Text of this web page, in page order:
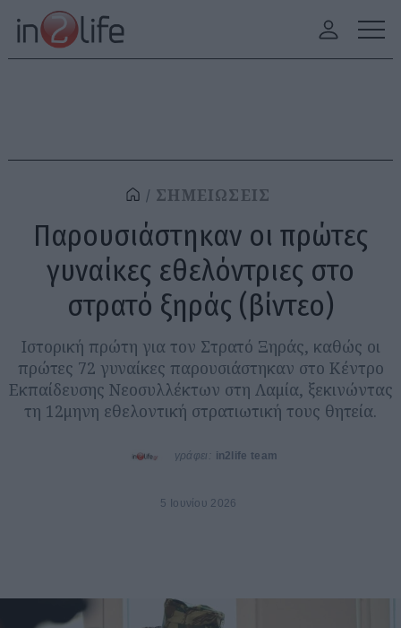
ΣΗΜΕΙΩΣΕΙΣ
Παρουσιάστηκαν οι πρώτες
γυναίκες εθελόντριες στο
στρατό ξηράς (βίντεο)
Ιστορική πρώτη για τον Στρατό Ξηράς, καθώς οι
πρώτες 72 γυναίκες παρουσιάστηκαν στο Κέντρο
Εκπαίδευσης Νεοσυλλέκτων στη Λαμία, ξεκινώντας
τη 12μηνη εθελοντική στρατιωτική τους θητεία.
γράφει: in2life team
5 Ιουνίου 2026